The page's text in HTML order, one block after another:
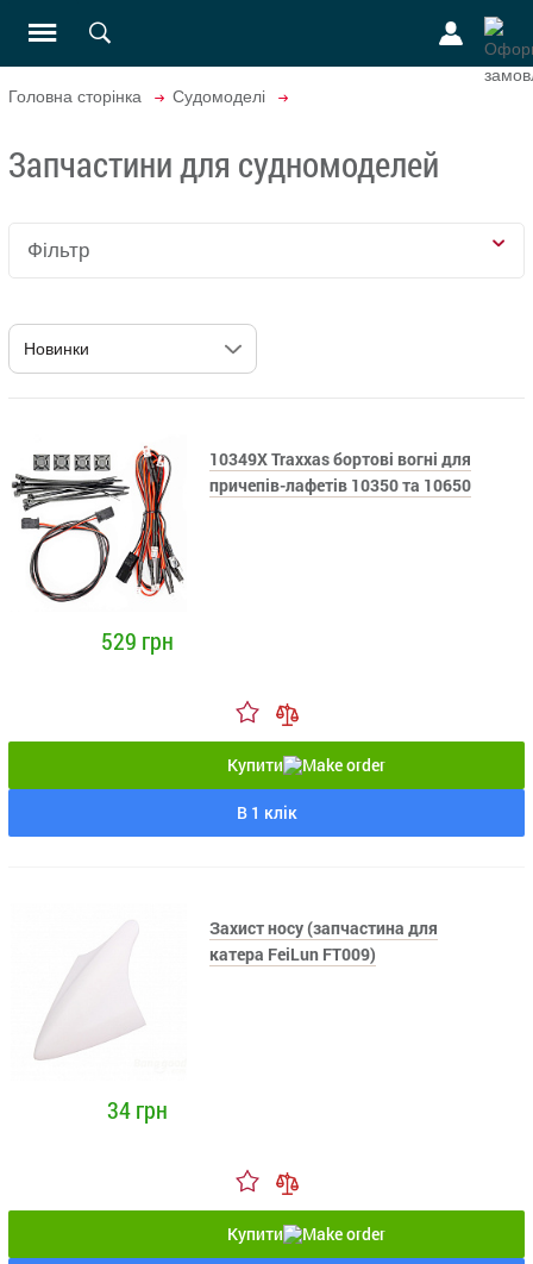
Головна сторінка Судомоделі
Запчастини для судномоделей
Фільтр
10349X Traxxas бортові вогні для
причепів-лафетів 10350 та 10650
529 грн
Купити
В 1 клік
Захист носу (запчастина для
катера FeiLun FT009)
34 грн
Купити